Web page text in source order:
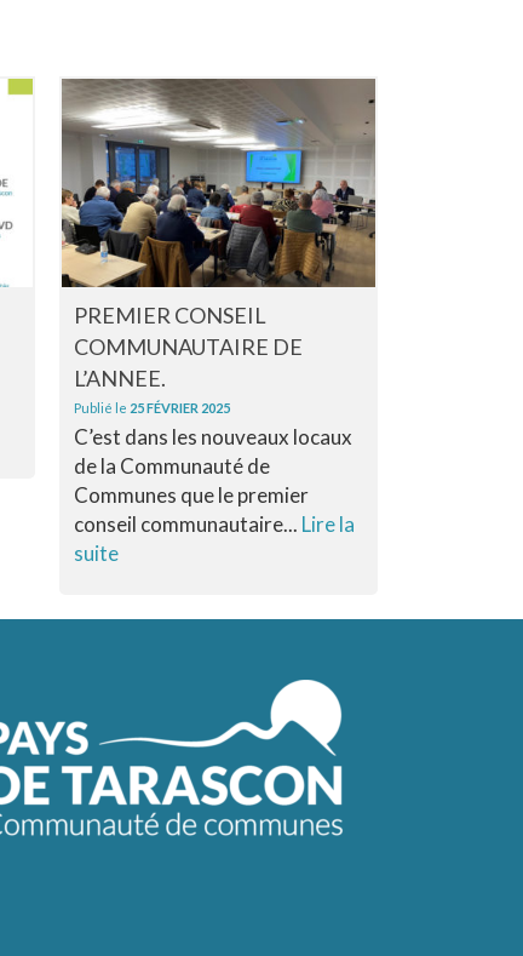
PREMIER CONSEIL
COMMUNAUTAIRE DE
L’ANNEE.
Publié le 25 FÉVRIER 2025
C’est dans les nouveaux locaux
de la Communauté de
Communes que le premier
conseil communautaire... Lire la
suite